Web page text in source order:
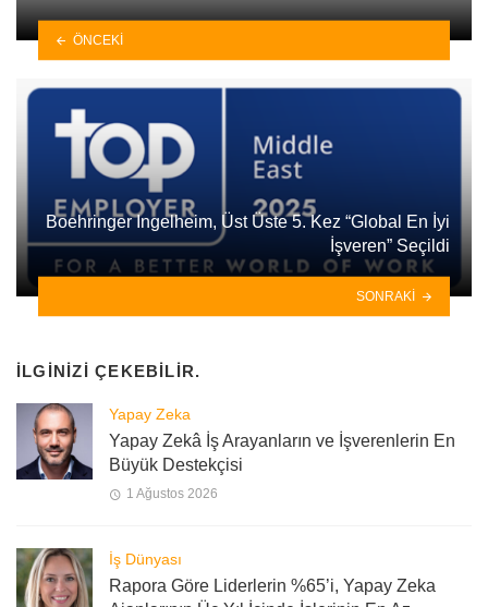
ÖNCEKI
Boehringer Ingelheim, Üst Üste 5. Kez “Global En İyi
İşveren” Seçildi
SONRAKI
İLGINIZI ÇEKEBILIR.
Yapay Zeka
Yapay Zekâ İş Arayanların ve İşverenlerin En
Büyük Destekçisi
1 Ağustos 2026
İş Dünyası
Rapora Göre Liderlerin %65’i, Yapay Zeka